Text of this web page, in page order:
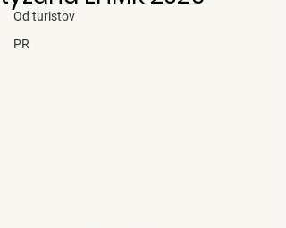
Od turistov
PR